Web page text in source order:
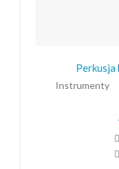
Perkusja
Instrumenty